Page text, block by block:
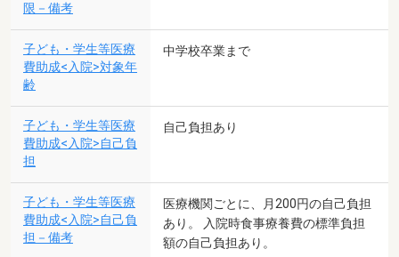
限－備考
子ども・学生等医療
費助成<入院>対象年
齢
中学校卒業まで
子ども・学生等医療
費助成<入院>自己負
担
自己負担あり
子ども・学生等医療
費助成<入院>自己負
担－備考
医療機関ごとに、月200円の自己負担
あり。 入院時食事療養費の標準負担
額の自己負担あり。